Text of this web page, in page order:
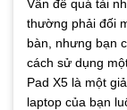
Vấn đề quá tải
thường phải đối
bàn, nhưng bạn
cách sử dụng
Pad X5 là một
laptop của bạn